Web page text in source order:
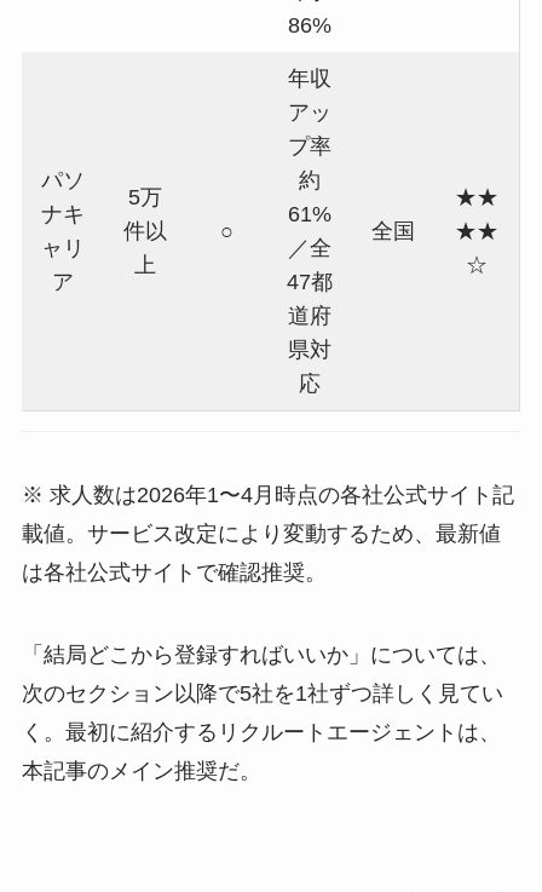
86%
パソ
ナキ
ャリ
ア
5万
件以
上
○
年収
アッ
プ率
約
61%
／全
47都
道府
県対
応
全国
★★
★★
☆
※ 求人数は2026年1〜4月時点の各社公式サイト記
載値。サービス改定により変動するため、最新値
は各社公式サイトで確認推奨。
「結局どこから登録すればいいか」については、
次のセクション以降で5社を1社ずつ詳しく見てい
く。最初に紹介するリクルートエージェントは、
本記事のメイン推奨だ。